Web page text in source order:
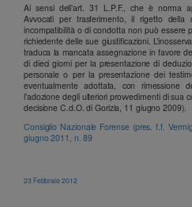
Ai sensi dell’art. 31 L.P.F., che è norma
Avvocati per trasferimento, il rigetto
incompatibilità o di condotta non può essere
richiedente delle sue giustificazioni.
traduca la mancata assegnazione in favore
di dieci giorni per la presentazione di
personale o per la presentazione dei
eventualmente adottata, con
l’adozione degli ulteriori provvedimenti di sua
decisione C.d.O. di Gorizia, 11 giugno 2009).
Consiglio Nazionale Forense (pres. f.f.
giugno 2011, n. 89
23 Febbraio 2012